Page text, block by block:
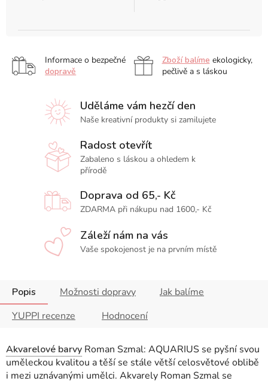
Informace o bezpečné
dopravě
Zboží balíme ekologicky,
pečlivě a s láskou
Uděláme vám hezčí den
Naše kreativní produkty si zamilujete
Radost otevřít
Zabaleno s láskou a ohledem k
přírodě
Doprava od 65,- Kč
ZDARMA při nákupu nad 1600,- Kč
Záleží nám na vás
Vaše spokojenost je na prvním místě
Popis Možnosti dopravy
Jak balíme
YUPPI recenze
Hodnocení
Akvarelové barvy Roman Szmal: AQUARIUS se pyšní svou
uměleckou kvalitou a těší se stále větší celosvětové oblibě
i mezi uznávanými umělci. Akvarely Roman Szmal se